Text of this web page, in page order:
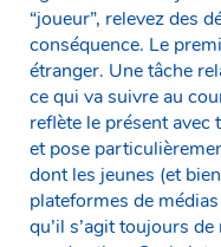
“joueur”, relevez des
conséquence. Le
étranger. Une tâche
ce qui va suivre au
reflète le présent avec
et pose
dont les jeunes (et
plateformes de
qu’il s’agit toujours